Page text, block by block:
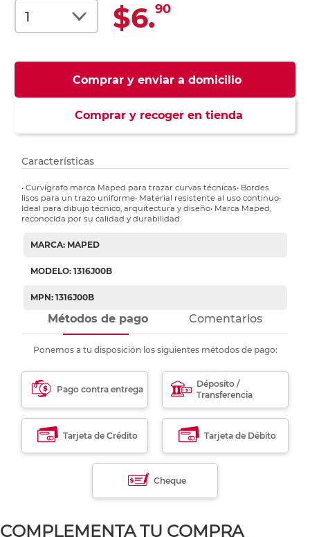
$6.90
Comprar y enviar a domicilio
Comprar y recoger en tienda
Características
• Curvígrafo marca Maped para trazar curvas técnicas• Bordes
lisos para un trazo uniforme• Material resistente al uso continuo•
Ideal para dibujo técnico, arquitectura y diseño• Marca Maped,
reconocida por su calidad y durabilidad.
MARCA: MAPED
MODELO: 1316J00B
MPN: 1316J00B
Métodos de pago Comentarios
Ponemos a tu disposición los siguientes métodos de pago:
Pago contra entrega
Déposito /
Transferencia
Tarjeta de Crédito Tarjeta de Débito
Cheque
COMPLEMENTA TU COMPRA